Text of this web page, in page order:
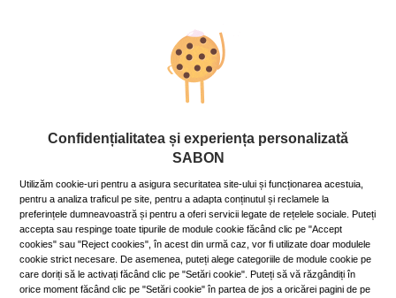
Confidențialitatea și experiența personalizată
SABON
Utilizăm cookie-uri pentru a asigura securitatea site-ului și funcționarea acestuia,
pentru a analiza traficul pe site, pentru a adapta conținutul și reclamele la
preferințele dumneavoastră și pentru a oferi servicii legate de rețelele sociale. Puteți
accepta sau respinge toate tipurile de module cookie făcând clic pe "Accept
cookies" sau "Reject cookies", în acest din urmă caz, vor fi utilizate doar modulele
cookie strict necesare. De asemenea, puteți alege categoriile de module cookie pe
care doriți să le activați făcând clic pe "Setări cookie". Puteți să vă răzgândiți în
orice moment făcând clic pe "Setări cookie" în partea de jos a oricărei pagini de pe